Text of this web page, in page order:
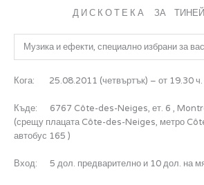
Д И С К О Т Е К А ЗА
Музика и ефекти, специално избрани за
Кога: 25.08.2011 (четвъртък) – от 19.30 ч.
Къде: 6767 Côte-des-Neiges, ет. 6 ,
(срещу плацата Côte-des-Neiges, метро
автобус 165 )
Вход: 5 дол. предварително и 10 дол. на